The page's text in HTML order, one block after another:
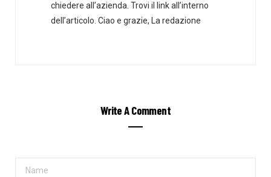
chiedere all’azienda. Trovi il link all’interno
dell’articolo. Ciao e grazie, La redazione
Write A Comment